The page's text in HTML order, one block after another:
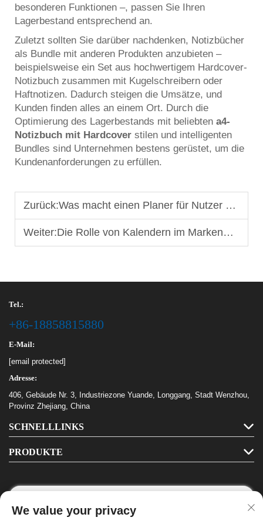
besonderen Funktionen –, passen Sie Ihren
Lagerbestand entsprechend an.
Zuletzt sollten Sie darüber nachdenken, Notizbücher
als Bundle mit anderen Produkten anzubieten –
beispielsweise ein Set aus hochwertigem Hardcover-
Notizbuch zusammen mit Kugelschreibern oder
Haftnotizen. Dadurch steigen die Umsätze, und
Kunden finden alles an einem Ort. Durch die
Optimierung des Lagerbestands mit beliebten a4-
Notizbuch mit Hardcover stilen und intelligenten
Bundles sind Unternehmen bestens gerüstet, um die
Kundenanforderungen zu erfüllen.
Zurück:Was macht einen Planer für Nutzer ansprechend? Wichtige Gestaltungstipps
Weiter:Die Rolle von Kalendern im Markenmarketing und bei der Kundenbindung
Tel.:
+86-18858815880
E-Mail:
[email protected]
Adresse:
406, Gebäude Nr. 3, Industriezone Yuande, Longgang, Stadt Wenzhou,
Provinz Zhejiang, China
SCHNELLLINKS
PRODUKTE
We value your privacy